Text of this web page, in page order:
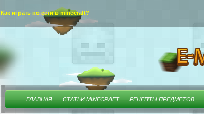
Как играть по сети в minecraft?
ГЛАВНАЯ СТАТЬИ MINECRAFT РЕЦЕПТЫ ПРЕДМЕТОВ